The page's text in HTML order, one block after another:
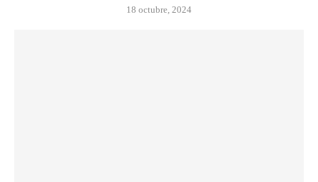
18 octubre, 2024